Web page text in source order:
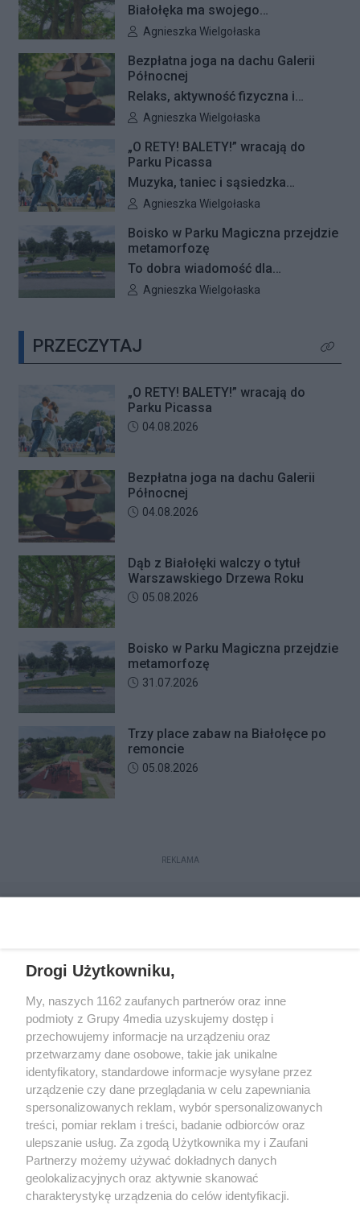
Kiersnowskiego, Ruskowy Bród i
Ceramicznej.
Białołęka ma swojego
reprezentanta w plebiscycie na
finałowej dwunastki zakwalifikował
się okazały dąb szypułkowy
rosnący przy ul. Konturowej. Teraz
o zwycięstwie zadecydują głosy
mieszkańców.
Autor artykułu:
Agnieszka Wielgołaska
Bezpłatna joga na dachu Galerii
Północnej
Relaks, aktywność fizyczna i
wyjątkowa przestrzeń pełna zieleni
Fitness Zdrofit zapraszają
mieszkańców na bezpłatne zajęcia
Autor artykułu:
Agnieszka Wielgołaska
„O RETY! BALETY!” wracają do
Parku Picassa
Muzyka, taniec i sąsiedzka
atmosfera ponownie zagoszczą w
rozpocznie się VII edycja
plenerowych potańcówek „O RETY!
Autor artykułu:
Agnieszka Wielgołaska
Boisko w Parku Magiczna przejdzie
metamorfozę
To dobra wiadomość dla
mieszkańców Białołęki i miłośników
zostanie kompleksowo
zmodernizowane.
Autor artykułu:
Agnieszka Wielgołaska
PRZECZYTAJ Kliknij
„O RETY! BALETY!” wracają do
Parku Picassa
Data dodania artykułu:
04.08.2026
Bezpłatna joga na dachu Galerii
Północnej
Data dodania artykułu:
04.08.2026
Dąb z Białołęki walczy o tytuł
Warszawskiego Drzewa Roku
Data dodania artykułu:
05.08.2026
Boisko w Parku Magiczna przejdzie
metamorfozę
Data dodania artykułu:
31.07.2026
Trzy place zabaw na Białołęce po
remoncie
Data dodania artykułu:
05.08.2026
REKLAMA
Kontakt Redakcja Reklama
Regulamin
Polityka prywatności
Zapisz się do newslettera
Dołącz do grona ludzi najlepiej poinformowanych!
Zapisz się »
Drogi Użytkowniku,
My, naszych 1162 zaufanych partnerów oraz inne
podmioty z Grupy 4media uzyskujemy dostęp i
przechowujemy informacje na urządzeniu oraz
przetwarzamy dane osobowe, takie jak unikalne
identyfikatory, standardowe informacje wysyłane przez
urządzenie czy dane przeglądania w celu zapewniania
spersonalizowanych reklam, wybór spersonalizowanych
treści, pomiar reklam i treści, badanie odbiorców oraz
ulepszanie usług. Za zgodą Użytkownika my i Zaufani
Partnerzy możemy używać dokładnych danych
geolokalizacyjnych oraz aktywnie skanować
charakterystykę urządzenia do celów identyfikacji.